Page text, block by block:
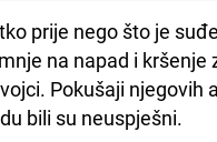
prije nego što je
na napad i kršenje
Pokušaji njegovih
bili su neuspješni.